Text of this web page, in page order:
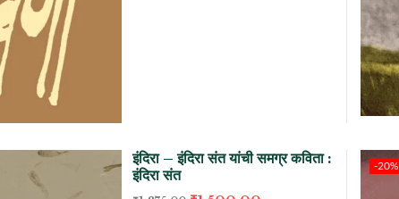
इंदिरा – इंदिरा संत यांची समग्र कविता :
इंदिरा संत
-20%